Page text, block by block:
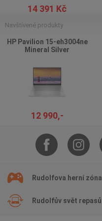
14 391 Kč
Navštívené produkty
HP Pavilion 15-eh3004ne
Mineral Silver
12 990,-
Rudolfova herní zóna
Rudolfův svět repasů